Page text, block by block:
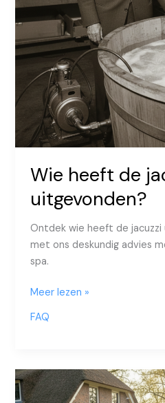
Wie heeft de
uitgevonden?
Ontdek wie heeft de jacuzzi
met ons deskundig advies
spa.
Wie
Meer lezen »
FAQ